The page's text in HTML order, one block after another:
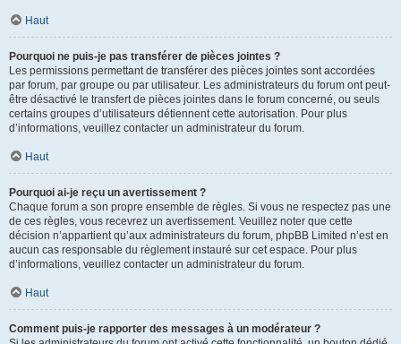
Haut
Pourquoi ne puis-je pas transférer de pièces jointes ?
Les permissions permettant de transférer des pièces jointes sont accordées
par forum, par groupe ou par utilisateur. Les administrateurs du forum ont peut-
être désactivé le transfert de pièces jointes dans le forum concerné, ou seuls
certains groupes d’utilisateurs détiennent cette autorisation. Pour plus
d’informations, veuillez contacter un administrateur du forum.
Haut
Pourquoi ai-je reçu un avertissement ?
Chaque forum a son propre ensemble de règles. Si vous ne respectez pas une
de ces règles, vous recevrez un avertissement. Veuillez noter que cette
décision n’appartient qu’aux administrateurs du forum, phpBB Limited n’est en
aucun cas responsable du règlement instauré sur cet espace. Pour plus
d’informations, veuillez contacter un administrateur du forum.
Haut
Comment puis-je rapporter des messages à un modérateur ?